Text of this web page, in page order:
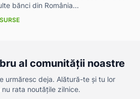
bănci din România...
al comunității noastre
urmăresc deja. Alătură-te și tu lor
rata noutățile zilnice.